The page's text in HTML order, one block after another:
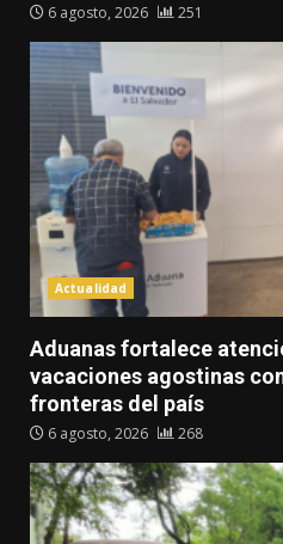
6 agosto, 2026 251
Actualidad
Aduanas fortalece
vacaciones agostinas
fronteras del país
6 agosto, 2026 268